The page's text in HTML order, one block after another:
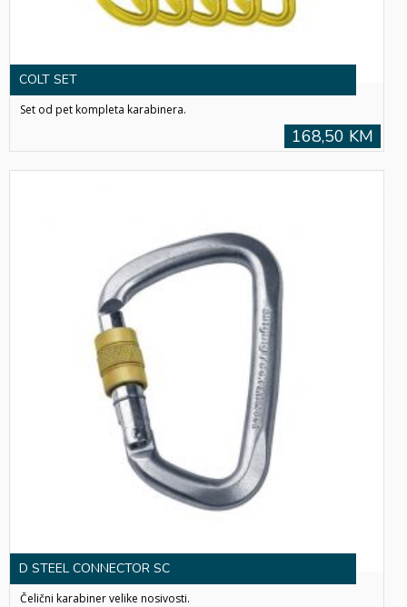
COLT SET
Set od pet kompleta karabinera.
168,50 KM
D STEEL CONNECTOR SC
Čelični karabiner velike nosivosti.